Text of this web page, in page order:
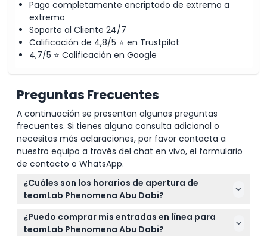
Pago completamente encriptado de extremo a
extremo
Soporte al Cliente 24/7
Calificación de 4,8/5 ⭐ en Trustpilot
4,7/5 ⭐ Calificación en Google
Preguntas Frecuentes
A continuación se presentan algunas preguntas
frecuentes. Si tienes alguna consulta adicional o
necesitas más aclaraciones, por favor contacta a
nuestro equipo a través del chat en vivo, el formulario
de contacto o WhatsApp.
¿Cuáles son los horarios de apertura de
teamLab Phenomena Abu Dabi?
teamLab Phenomena Abu Dabi está abierto todos
los días de 10:00 AM a 10:00 PM, con última entrada
¿Puedo comprar mis entradas en línea para
teamLab Phenomena Abu Dabi?